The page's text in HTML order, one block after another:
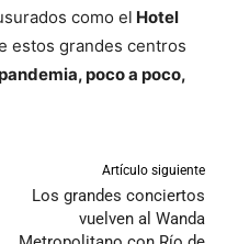
como el Hotel
estos grandes centros
poco a poco,
Artículo siguiente
Los grandes conciertos
vuelven al Wanda